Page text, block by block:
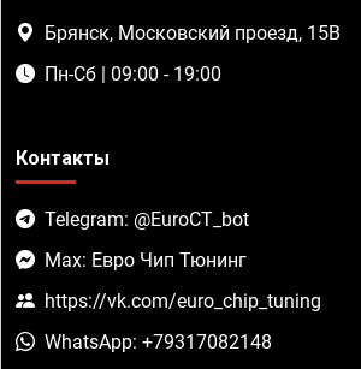
Брянск, Московский проезд, 15В
Пн-Сб | 09:00 - 19:00
Контакты
Telegram: @EuroCT_bot
Max: Евро Чип Тюнинг
https://vk.com/euro_chip_tuning
WhatsApp: +79317082148